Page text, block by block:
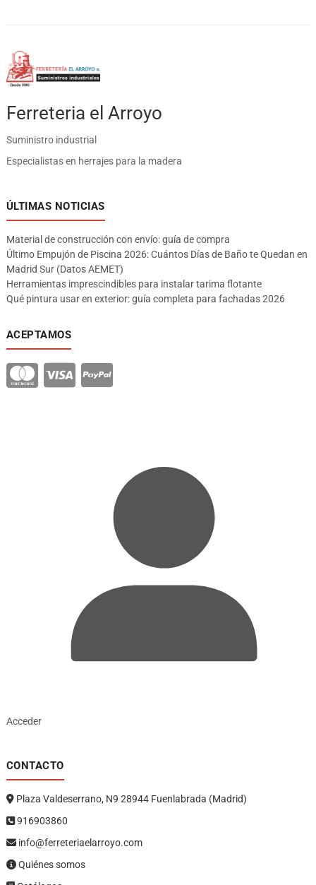
Ferreteria el Arroyo
Suministro industrial
Especialistas en herrajes para la madera
ÚLTIMAS NOTICIAS
Material de construcción con envío: guía de compra
Último Empujón de Piscina 2026: Cuántos Días de Baño te Quedan en
Madrid Sur (Datos AEMET)
Herramientas imprescindibles para instalar tarima flotante
Qué pintura usar en exterior: guía completa para fachadas 2026
ACEPTAMOS
Acceder
CONTACTO
Plaza Valdeserrano, N9 28944 Fuenlabrada (Madrid)
916903860
info@ferreteriaelarroyo.com
Quiénes somos